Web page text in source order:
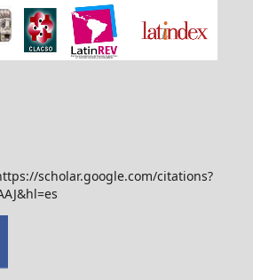
scholar.google.com/citations?